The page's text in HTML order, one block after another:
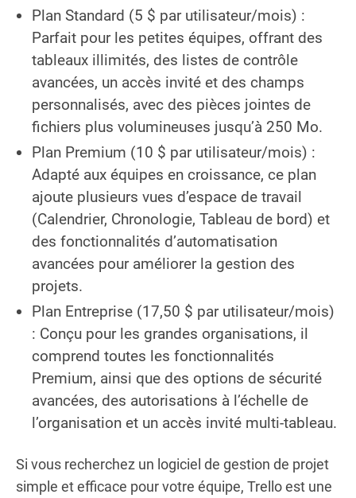
Plan Standard (5 $ par utilisateur/mois) :
Parfait pour les petites équipes, offrant des
tableaux illimités, des listes de contrôle
avancées, un accès invité et des champs
personnalisés, avec des pièces jointes de
fichiers plus volumineuses jusqu’à 250 Mo.
Plan Premium (10 $ par utilisateur/mois) :
Adapté aux équipes en croissance, ce plan
ajoute plusieurs vues d’espace de travail
(Calendrier, Chronologie, Tableau de bord) et
des fonctionnalités d’automatisation
avancées pour améliorer la gestion des
projets.
Plan Entreprise (17,50 $ par utilisateur/mois)
: Conçu pour les grandes organisations, il
comprend toutes les fonctionnalités
Premium, ainsi que des options de sécurité
avancées, des autorisations à l’échelle de
l’organisation et un accès invité multi-tableau.
Si vous recherchez un logiciel de gestion de projet
simple et efficace pour votre équipe, Trello est une